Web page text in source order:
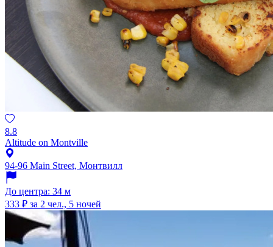
8.8
Altitude on Montville
94-96 Main Street, Монтвилл
До центра: 34 м
333 ₽ за 2 чел., 5 ночей